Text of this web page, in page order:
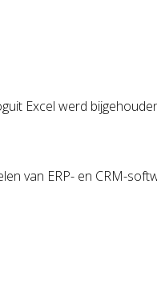
Excel werd
van ERP- en CRM-